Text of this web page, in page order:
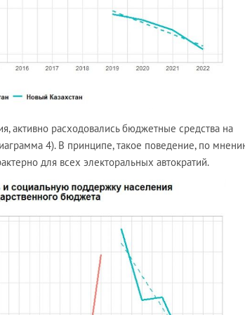
активно расходовались бюджетные средства на
4). В принципе, такое поведение, по
для всех электоральных автократий.